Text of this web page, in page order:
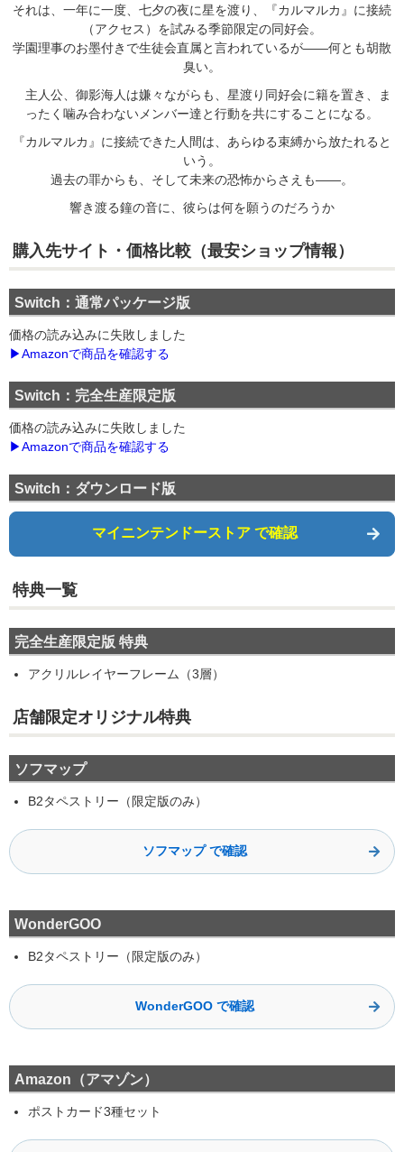
それは、一年に一度、七夕の夜に星を渡り、『カルマルカ』に接続
（アクセス）を試みる季節限定の同好会。
学園理事のお墨付きで生徒会直属と言われているが――何とも胡散
臭い。
主人公、御影海人は嫌々ながらも、星渡り同好会に籍を置き、ま
ったく噛み合わないメンバー達と行動を共にすることになる。
『カルマルカ』に接続できた人間は、あらゆる束縛から放たれると
いう。
過去の罪からも、そして未来の恐怖からさえも――。
響き渡る鐘の音に、彼らは何を願うのだろうか
購入先サイト・価格比較（最安ショップ情報）
Switch：通常パッケージ版
価格の読み込みに失敗しました
▶Amazonで商品を確認する
Switch：完全生産限定版
価格の読み込みに失敗しました
▶Amazonで商品を確認する
Switch：ダウンロード版
マイニンテンドーストア で確認
特典一覧
完全生産限定版 特典
アクリルレイヤーフレーム（3層）
店舗限定オリジナル特典
ソフマップ
B2タペストリー（限定版のみ）
ソフマップ で確認
WonderGOO
B2タペストリー（限定版のみ）
WonderGOO で確認
Amazon（アマゾン）
ポストカード3種セット